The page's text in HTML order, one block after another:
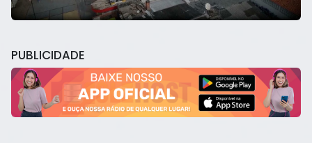
PUBLICIDADE